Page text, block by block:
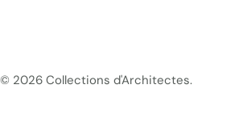
© 2026 Collections d'Architectes.